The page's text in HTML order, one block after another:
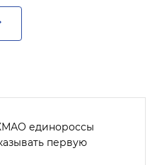
единороссы
первую